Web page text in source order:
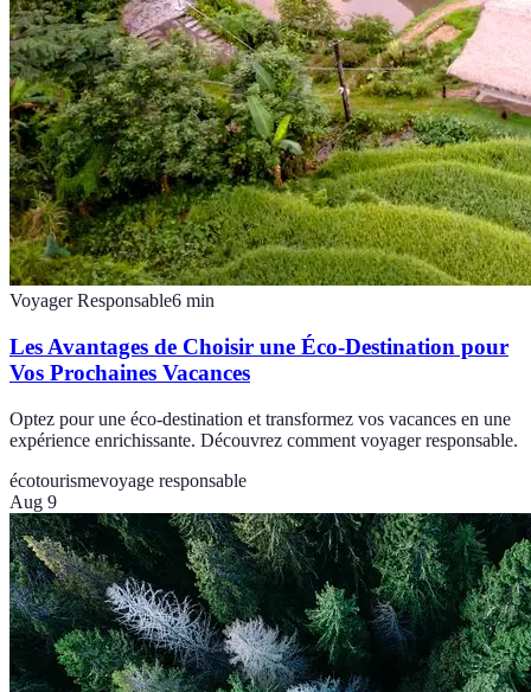
Voyager Responsable6 min
Les Avantages de Choisir une Éco-Destination pour
Vos Prochaines Vacances
Optez pour une éco-destination et transformez vos vacances en une
expérience enrichissante. Découvrez comment voyager responsable.
écotourismevoyage responsable
Aug 9